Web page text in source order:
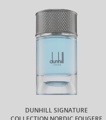
DUNHILL SIGNATURE